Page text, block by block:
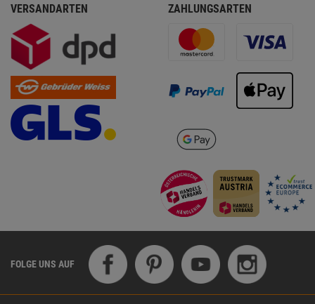
VERSANDARTEN ZAHLUNGSARTEN
FOLGE UNS AUF